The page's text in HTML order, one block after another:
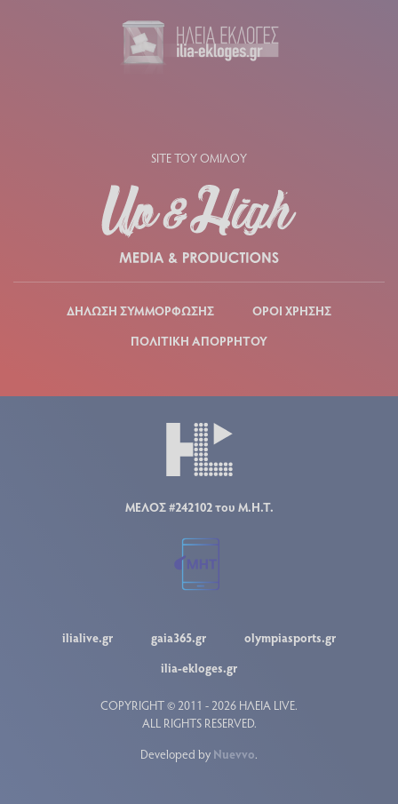
SITE ΤΟΥ ΟΜΙΛΟΥ
ΔΗΛΩΣΗ ΣΥΜΜΟΡΦΩΣΗΣ
ΟΡΟΙ ΧΡΗΣΗΣ
ΠΟΛΙΤΙΚΗ ΑΠΟΡΡΗΤΟΥ
ΜΕΛΟΣ #242102 του Μ.Η.Τ.
ilialive.gr gaia365.gr
olympiasports.gr
ilia-ekloges.gr
COPYRIGHT © 2011 - 2026 ΗΛΕΙΑ LIVE.
ALL RIGHTS RESERVED.
Developed by Nuevvo.